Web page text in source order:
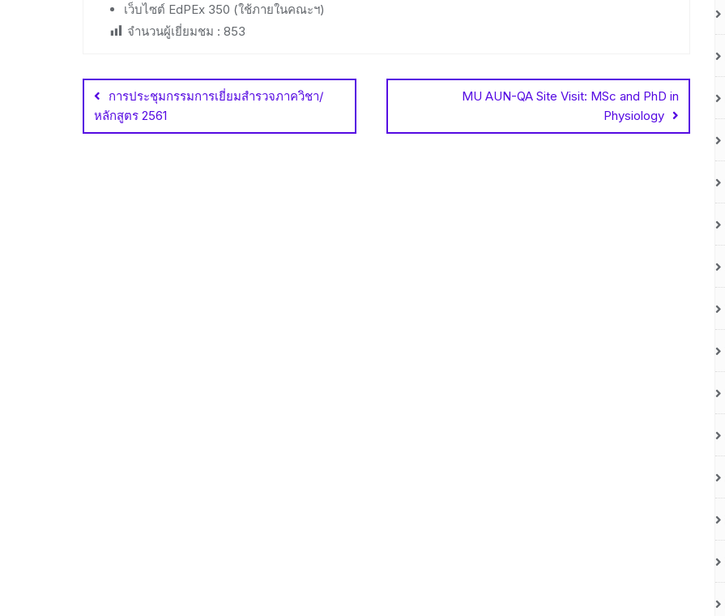
เว็บไซต์ EdPEx 350 (ใช้ภายในคณะฯ)
จำนวนผู้เยี่ยมชม : 853
Post
navigation
การประชุมกรรมการเยี่ยมสำรวจภาควิชา/
หลักสูตร 2561
MU AUN-QA Site Visit: MSc and PhD in
Physiology